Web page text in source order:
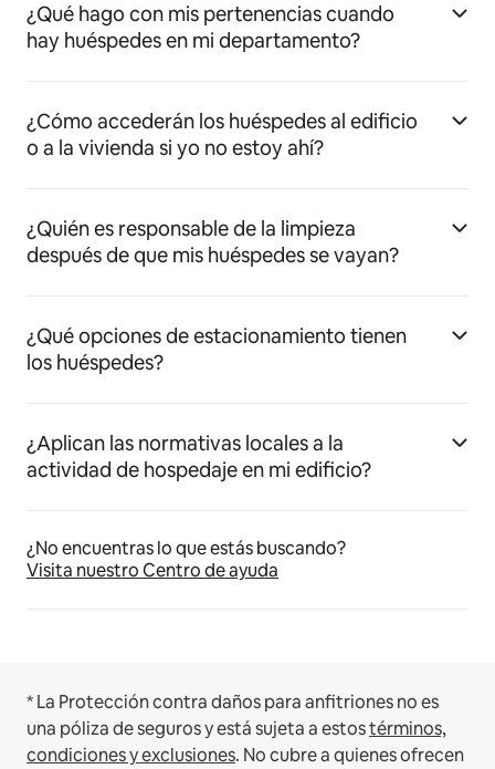
¿Qué hago con mis pertenencias cuando
hay huéspedes en mi departamento?
¿Cómo accederán los huéspedes al edificio
o a la vivienda si yo no estoy ahí?
¿Quién es responsable de la limpieza
después de que mis huéspedes se vayan?
¿Qué opciones de estacionamiento tienen
los huéspedes?
¿Aplican las normativas locales a la
actividad de hospedaje en mi edificio?
¿No encuentras lo que estás buscando?
Visita nuestro Centro de ayuda
* La Protección contra daños para anfitriones no es
una póliza de seguros y está sujeta a estostérminos,
condiciones y exclusiones. No cubre a quienes ofrecen